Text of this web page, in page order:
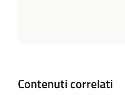
Contenuti correlati